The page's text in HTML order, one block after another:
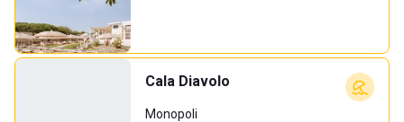
Cala Diavolo
Monopoli